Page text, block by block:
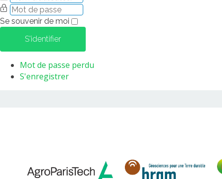
Se souvenir de moi
S'identifier
Mot de passe perdu
S'enregistrer